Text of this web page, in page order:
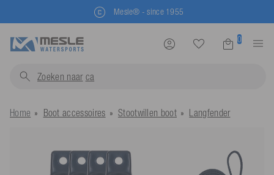
Mesle® - since 1955
0
Zoeken naar zwemve
Home Boot accessoires Stootwillen boot Langfender